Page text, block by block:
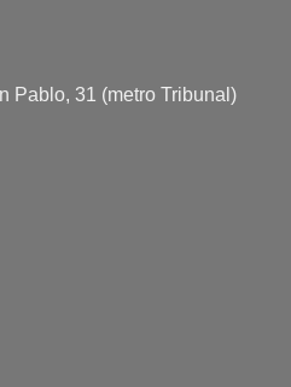
Pablo, 31 (metro Tribunal)